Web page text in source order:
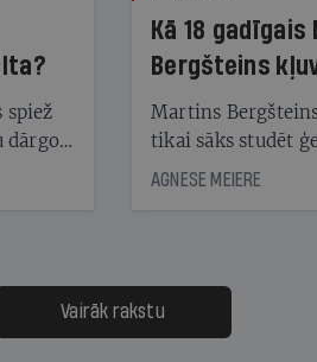
spiež
dārgo
dienas
Kā 18
Bergšteins
laika ziņu seju?
Martins
tikai sāks studēt
bet viņa sacītajam
uzcītīga darba,
atbalsts un
meteovērojumus
AGNESE MEIERE
Vairāk rakstu